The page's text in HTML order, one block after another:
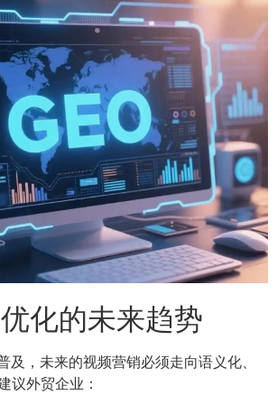
化的未来趋势
及，未来的视频营销必须走向语义化、
议外贸企业：